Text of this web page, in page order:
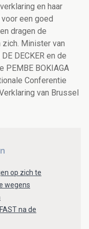
en haar
een goed
dragen de
Minister van
DECKER en de
PEMBE BOKIAGA
Conferentie
van Brussel
op zich te
wegens
na de